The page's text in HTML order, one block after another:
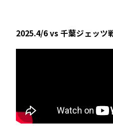
2025.4/6 vs 千葉ジェッツ